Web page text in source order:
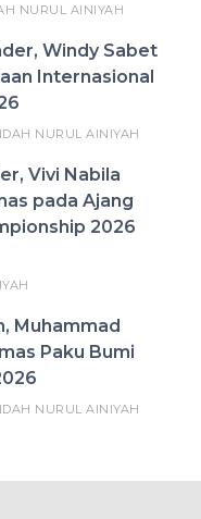
NURUL AINIYAH
Windy Sabet
Internasional
NURUL AINIYAH
Vivi Nabila
pada Ajang
2026
Muhammad
Paku Bumi
NURUL AINIYAH